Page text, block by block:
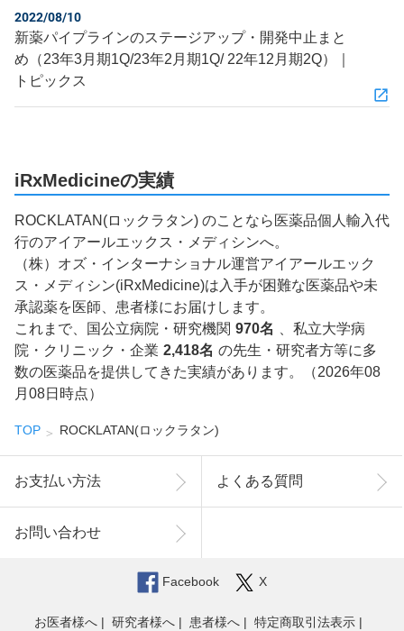
2022/08/10
新薬パイプラインのステージアップ・開発中止まと
め（23年3月期1Q/23年2月期1Q/ 22年12月期2Q）｜
トピックス
iRxMedicineの実績
ROCKLATAN(ロックラタン) のことなら医薬品個人輸入代
行のアイアールエックス・メディシンへ。
（株）オズ・インターナショナル運営アイアールエック
ス・メディシン(iRxMedicine)は入手が困難な医薬品や未
承認薬を医師、患者様にお届けします。
これまで、国公立病院・研究機関 970名
、私立大学病
院・クリニック・企業 2,418名 の先生・研究者方等に多
数の医薬品を提供してきた実績があります。（2026年08
月08日時点）
TOP ROCKLATAN(ロックラタン)
お支払い方法 よくある質問
お問い合わせ
Facebook X
お医者様へ 研究者様へ 患者様へ 特定商取引法表示